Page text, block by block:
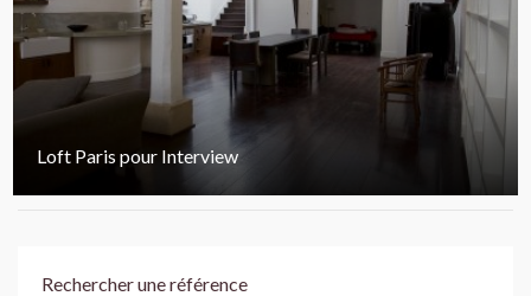
Loft Paris pour Interview
Rechercher une référence